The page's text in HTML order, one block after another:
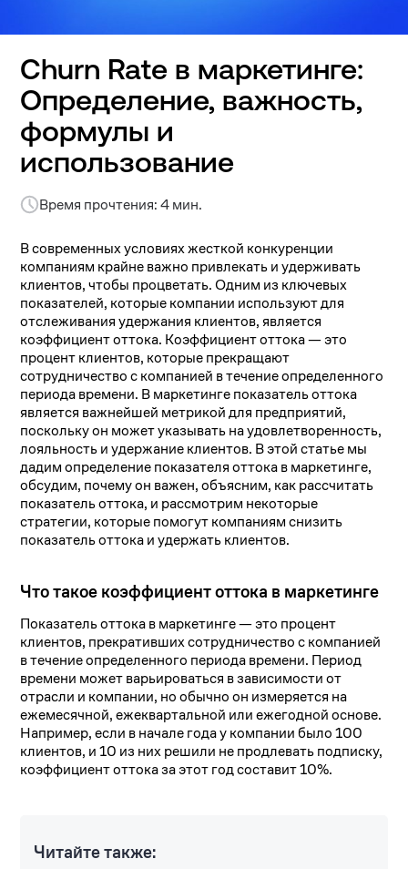
Churn Rate в маркетинге:
Определение, важность,
формулы и
использование
Время прочтения: 4 мин.
В современных условиях жесткой конкуренции
компаниям крайне важно привлекать и удерживать
клиентов, чтобы процветать. Одним из ключевых
показателей, которые компании используют для
отслеживания удержания клиентов, является
коэффициент оттока. Коэффициент оттока — это
процент клиентов, которые прекращают
сотрудничество с компанией в течение определенного
периода времени. В маркетинге показатель оттока
является важнейшей метрикой для предприятий,
поскольку он может указывать на удовлетворенность,
лояльность и удержание клиентов. В этой статье мы
дадим определение показателя оттока в маркетинге,
обсудим, почему он важен, объясним, как рассчитать
показатель оттока, и рассмотрим некоторые
стратегии, которые помогут компаниям снизить
показатель оттока и удержать клиентов.
Что такое коэффициент оттока в маркетинге
Показатель оттока в маркетинге — это процент
клиентов, прекративших сотрудничество с компанией
в течение определенного периода времени. Период
времени может варьироваться в зависимости от
отрасли и компании, но обычно он измеряется на
ежемесячной, ежеквартальной или ежегодной основе.
Например, если в начале года у компании было 100
клиентов, и 10 из них решили не продлевать подписку,
коэффициент оттока за этот год составит 10%.
Читайте также: